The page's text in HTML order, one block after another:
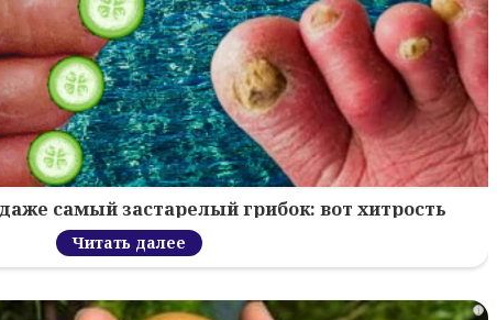
самый застарелый грибок: вот хитрость
Читать далее
i